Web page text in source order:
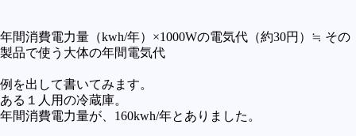
年間消費電力量（kwh/年）×1000Wの電気代（約30円）≒ その
製品で使う大体の年間電気代
例を出して書いてみます。
ある１人用の冷蔵庫。
年間消費電力量が、160kwh/年とありました。